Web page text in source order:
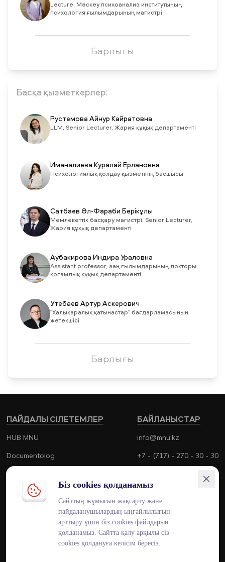
Lecture, Мәскеу психоанализ институтының
психология ғылымдарының магистрі
Барлығы
Басқа қызметкерлер:
Рустемова Айнур Кайратовна
LLM, Senior Lecturer, Жария құқық департаменті
Иманалиева Куралай Ерлановна
Психологиялық қолдау қызметінің басшысы
Сатбаев Әл-Фараби Берікұлы
Мемлекеттік басқару магистрі, Senior Lecturer,
Жария құқық департаменті
Аубакирова Индира Ураловна
Assistant professor, заң ғылымдарының докторы,
қоғамдық құқық департаменті
Утебаев Артур Аскерович
"Халықаралық қатынастар" бағдарламасының
жетекшісі
Барлығы
БАЙЛАНЫСТАР
info@mnu.kz
+7 - (717) - 270 - 30 - 30
+7 - (700) - 170 - 30 - 30
ПАЙДАЛЫ СІЛЕТЕМЛЕР
HUB MNU
Documentolog
Canvas
Platonus
Біз cookies қолданамыз
Сайттың жұмысын жақсарту және
пайдаланушылардың ыңғайлылығын
арттыру үшін біз cookies файлдарын
қолданамыз. Сайтта қалу арқылы сіз
cookies қолдануға келісім бересіз.